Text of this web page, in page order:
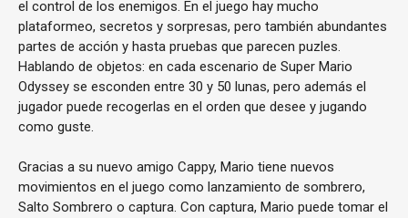
el control de los enemigos. En el juego hay mucho
plataformeo, secretos y sorpresas, pero también abundantes
partes de acción y hasta pruebas que parecen puzles.
Hablando de objetos: en cada escenario de Super Mario
Odyssey se esconden entre 30 y 50 lunas, pero además el
jugador puede recogerlas en el orden que desee y jugando
como guste.
Gracias a su nuevo amigo Cappy, Mario tiene nuevos
movimientos en el juego como lanzamiento de sombrero,
Salto Sombrero o captura. Con captura, Mario puede tomar el